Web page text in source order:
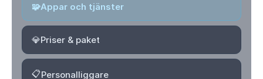
🧩Appar och tjänster
💎Priser & paket
📋Personalliggare